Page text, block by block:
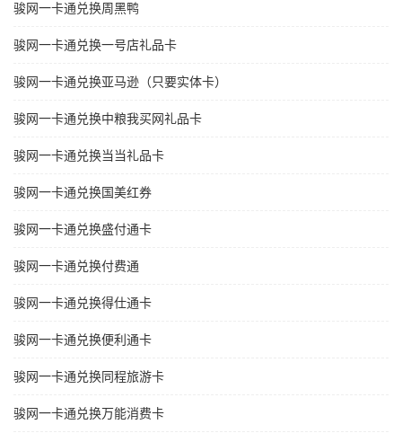
骏网一卡通兑换周黑鸭
骏网一卡通兑换一号店礼品卡
骏网一卡通兑换亚马逊（只要实体卡）
骏网一卡通兑换中粮我买网礼品卡
骏网一卡通兑换当当礼品卡
骏网一卡通兑换国美红券
骏网一卡通兑换盛付通卡
骏网一卡通兑换付费通
骏网一卡通兑换得仕通卡
骏网一卡通兑换便利通卡
骏网一卡通兑换同程旅游卡
骏网一卡通兑换万能消费卡